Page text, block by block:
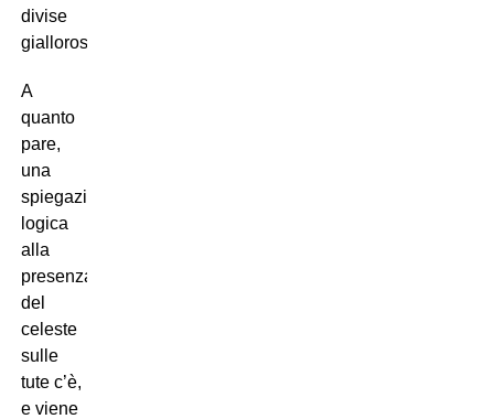
divise
giallorosse?
A
quanto
pare,
una
spiegazione
logica
alla
presenza
del
celeste
sulle
tute c’è,
e viene